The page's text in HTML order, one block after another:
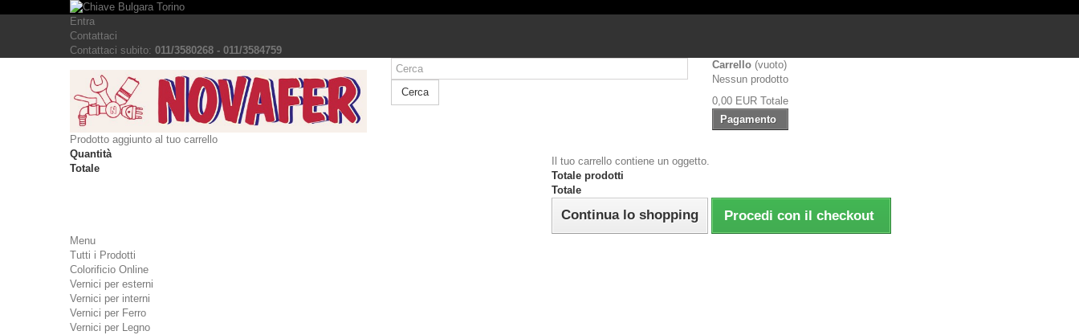
Entra
Contattaci
Contattaci subito: 011/3580268 - 011/3584759
Cerca
Carrello (vuoto)
Nessun prodotto
0,00 EUR Totale
Pagamento
Prodotto aggiunto al tuo carrello
Quantità
Totale
Il tuo carrello contiene un oggetto.
Totale prodotti
Totale
Continua lo shopping Procedi con il checkout
Menu
Tutti i Prodotti
Colorificio Online
Vernici per esterni
Vernici per interni
Vernici per Ferro
Vernici per Legno